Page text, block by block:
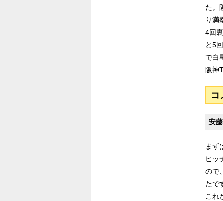
た。
り満
4回
と5
で白
阪神
コ
安
まず
ピッ
ので
たで
これ